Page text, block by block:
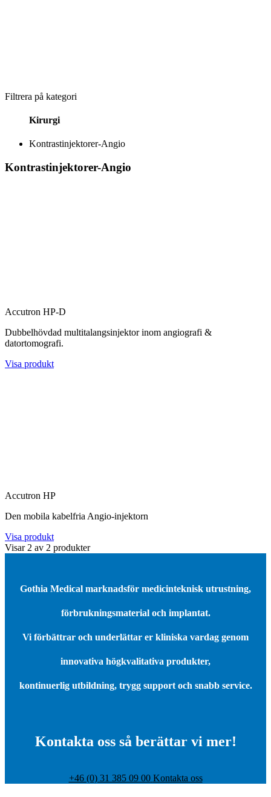
Filtrera på kategori
Kirurgi
Kontrastinjektorer-Angio
Kontrastinjektorer-Angio
Accutron HP-D
Dubbelhövdad multitalangsinjektor inom angiografi &
datortomografi.
Visa produkt
Accutron HP
Den mobila kabelfria Angio-injektorn
Visa produkt
Visar 2 av 2 produkter
Gothia Medical marknadsför medicinteknisk utrustning,
förbrukningsmaterial och implantat.
Vi förbättrar och underlättar er kliniska vardag genom
innovativa högkvalitativa produkter,
kontinuerlig utbildning, trygg support och snabb service.
Kontakta oss så berättar vi mer!
+46 (0) 31 385 09 00 Kontakta oss